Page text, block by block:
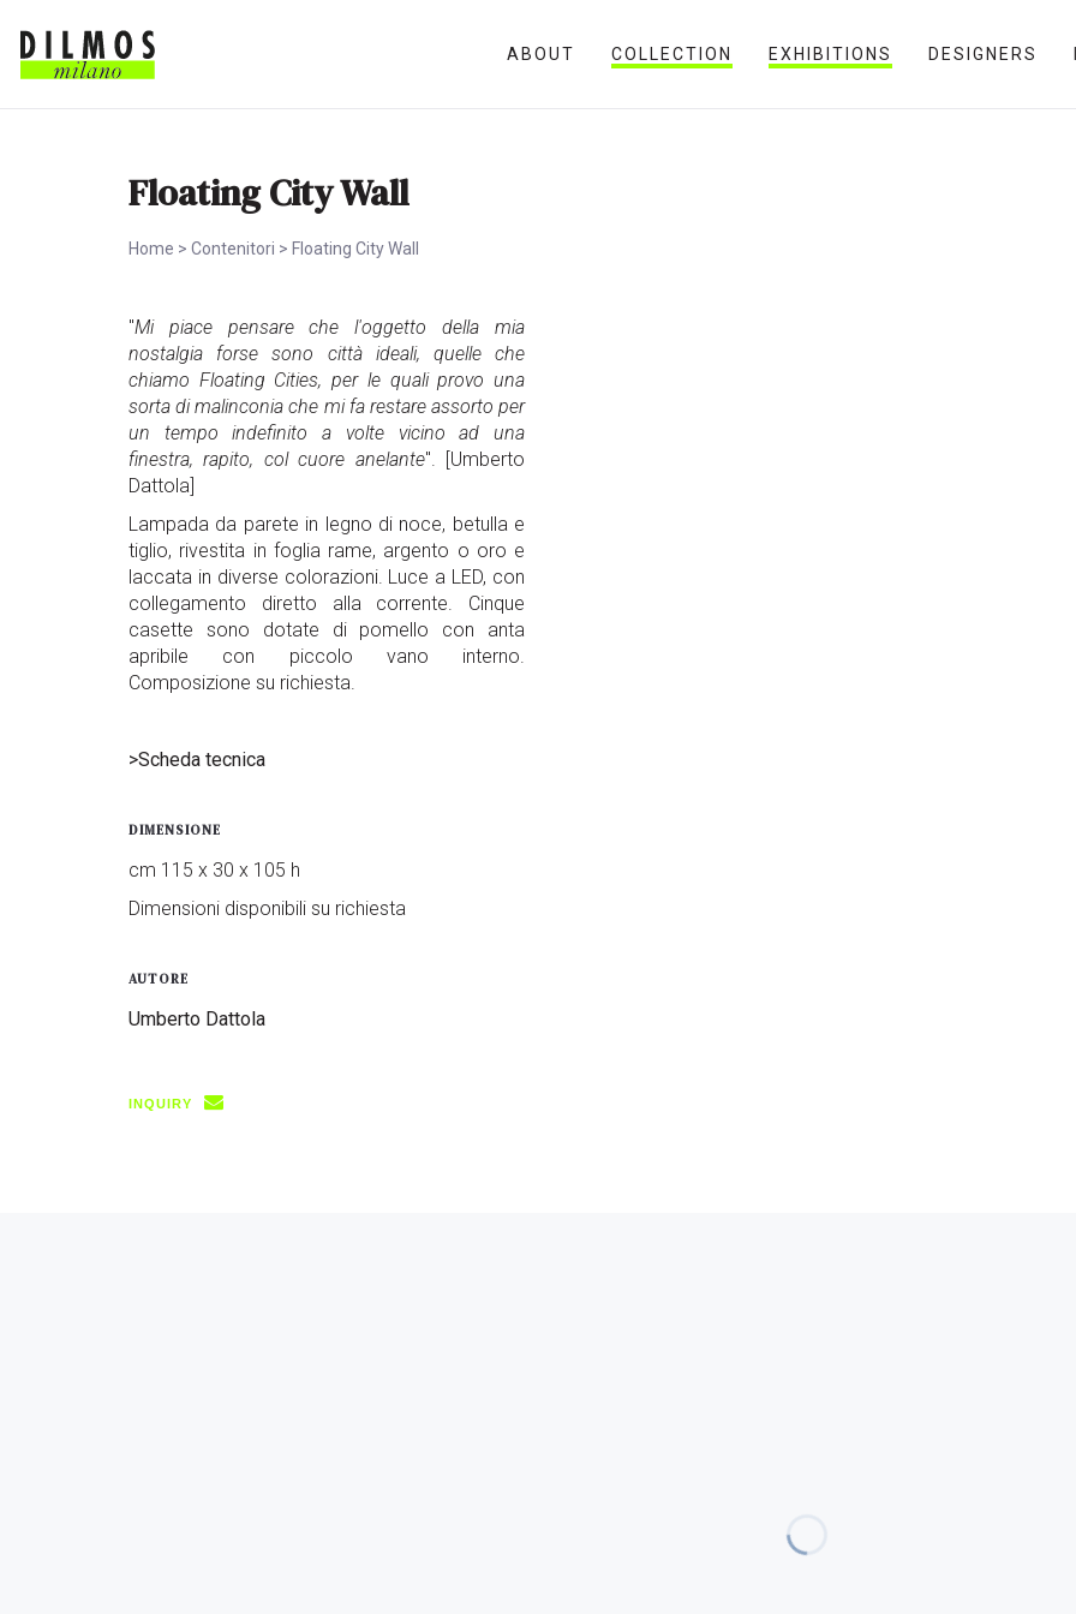
ABOUT COLLECTION EXHIBITIONS DESIGNERS
Floating City Wall
Home > Contenitori > Floating City Wall
"Mi piace pensare che l'oggetto della mia
nostalgia forse sono città ideali, quelle che
chiamo Floating Cities, per le quali provo una
sorta di malinconia che mi fa restare assorto per
un tempo indefinito a volte vicino ad una
finestra, rapito, col cuore anelante". [Umberto
Dattola]
Lampada da parete in legno di noce, betulla e
tiglio, rivestita in foglia rame, argento o oro e
laccata in diverse colorazioni. Luce a LED, con
collegamento diretto alla corrente. Cinque
casette sono dotate di pomello con anta
apribile con piccolo vano interno.
Composizione su richiesta.
>Scheda tecnica
DIMENSIONE
cm 115 x 30 x 105 h
Dimensioni disponibili su richiesta
AUTORE
Umberto Dattola
INQUIRY